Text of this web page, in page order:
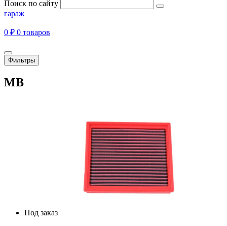
Поиск по сайту
гараж
0 ₽ 0 товаров
Фильтры
MB
Под заказ